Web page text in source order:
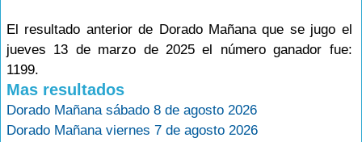
El resultado anterior de Dorado Mañana que se jugo el
jueves 13 de marzo de 2025 el número ganador fue:
1199.
Mas resultados
Dorado Mañana sábado 8 de agosto 2026
Dorado Mañana viernes 7 de agosto 2026